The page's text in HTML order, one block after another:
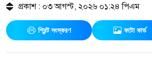
প্রকাশ : ০৩ আগস্ট, ২০২৬ ০১:২৪ পিএম
প্রিন্ট সংস্করণ ফটো কার্ড